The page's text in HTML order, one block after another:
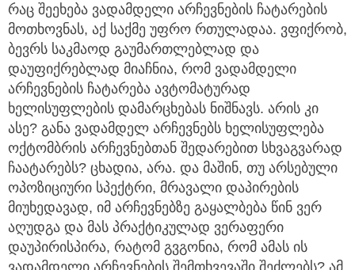
რაც შეეხება ვადამდელი არჩევნების ჩატარების
მოთხოვნას, აქ საქმე უფრო რთულადაა. ვფიქრობ,
ბევრს საკმაოდ გაუმართლებლად და
დაუფიქრებლად მიაჩნია, რომ ვადამდელი
არჩევნების ჩატარება ავტომატურად
ხელისუფლების დამარცხებას ნიშნავს. არის კი
ასე? განა ვადამდელ არჩევნებს ხელისუფლება
ოქტომბრის არჩევნებთან შედარებით სხვაგვარად
ჩაატარებს? ცხადია, არა. და მაშინ, თუ არსებული
ოპოზიციური სპექტრი, მრავალი დაპირების
მიუხედავად, იმ არჩევნებზე გაყალბება წინ ვერ
აღუდგა და მას პრაქტიკულად ვერაფერი
დაუპირისპირა, რატომ გვგონია, რომ ამას ის
ვადამდელი არჩევნების შემთხვევაში შეძლებს? ამ